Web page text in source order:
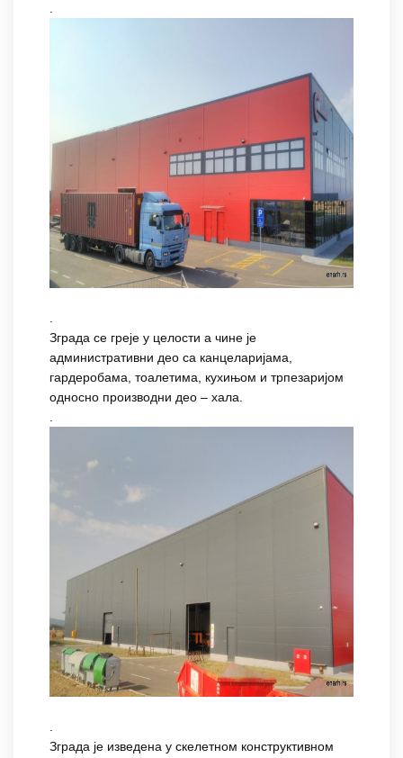
.
.
Зграда се греје у целости а чине је
административни део са канцеларијама,
гардеробама, тоалетима, кухињом и трпезаријом
односно производни део – хала.
.
.
Зграда је изведена у скелетном конструктивном